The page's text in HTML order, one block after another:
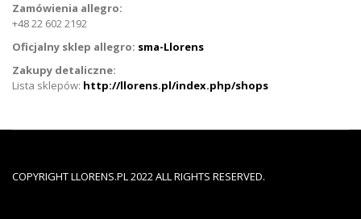
Zamówienia allegro:
+48 22 602 2192
Oficjalny sklep allegro: sma-Llorens
Zakupy detaliczne:
Lista sklepów: http://llorens.pl/index.php/shops
COPYRIGHT LLORENS.PL 2022 ALL RIGHTS RESERVED.